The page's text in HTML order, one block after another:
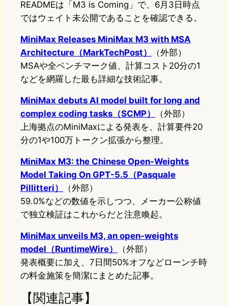
READMEは「M3 is Coming」で、6月3日時点
ではウェイト未公開であることを確認できる。
MiniMax Releases MiniMax M3 with MSA
Architecture（MarkTechPost）
（外部）
MSAや全ベンチマーク値、計算コスト20分の1
などを網羅した最も詳細な技術記事。
MiniMax debuts AI model built for long and
complex coding tasks（SCMP）
（外部）
上海拠点のMiniMaxによる発表を、計算要件20
分の1や100万トークン拡張から整理。
MiniMax M3: the Chinese Open-Weights
Model Taking On GPT-5.5（Pasquale
Pillitteri）
（外部）
59.0%などの数値を示しつつ、メーカー公称値
で独立検証はこれからだと注意喚起。
MiniMax unveils M3, an open-weights
model（RuntimeWire）
（外部）
発表概要に加え、7日間50%オフなどローンチ時
の料金施策を簡潔にまとめた記事。
【関連記事】